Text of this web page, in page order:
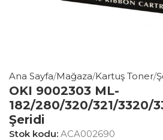
Ana Sayfa Mağaza Kartuş Toner
OKI 9002303 ML-
182/280/320/321/3320/
Şeridi
Stok kodu: ACA002690